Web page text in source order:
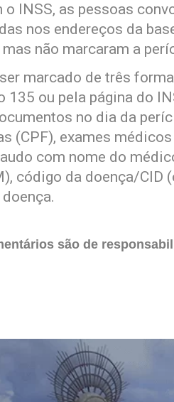
o INSS, as pessoas
nos endereços da
não marcaram a
marcado de três
135 ou pela página do
no dia da
(CPF), exames
com nome do
código da doença/
são de